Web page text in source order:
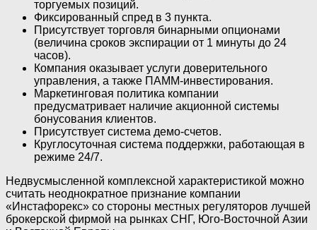
торгуемых позиций.
Фиксированный спред в 3 пункта.
Присутствует торговля бинарными опционами
(величина сроков экспирации от 1 минуты до 24
часов).
Компания оказывает услуги доверительного
управления, а также ПАММ-инвестирования.
Маркетинговая политика компании
предусматривает наличие акционной системы
бонусования клиентов.
Присутствует система демо-счетов.
Круглосуточная система поддержки, работающая в
режиме 24/7.
Недвусмысленной комплексной характеристикой можно
считать неоднократное признание компании
«Инстафорекс» со стороны местных регуляторов лучшей
брокерской фирмой на рынках СНГ, Юго-Восточной Азии